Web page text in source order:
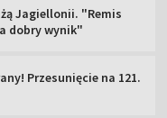
Jagiellonii. "Remis
dobry wynik"
Przesunięcie na 121.